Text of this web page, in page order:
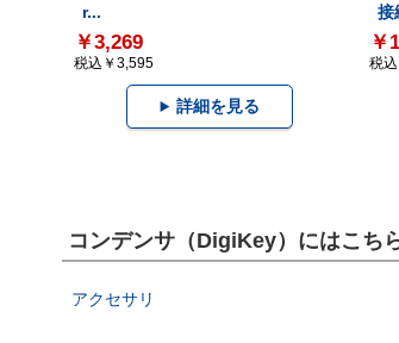
r...
￥3,269
税込￥3,595
詳細を見る
接
￥
税
コンデンサ（DigiKey）にはこち
アクセサリ